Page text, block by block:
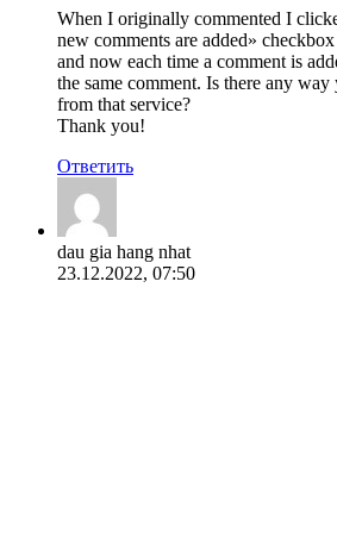
When I originally commented I
new comments are added» checkbox
and now each time a comment is
the same comment. Is there any
from that service?
Thank you!
Ответить
dau gia hang nhat
23.12.2022, 07:50